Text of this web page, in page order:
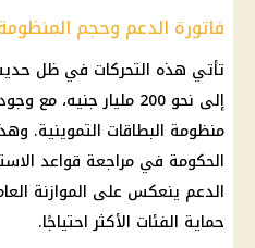
فاتورة الدعم وحجم
تأتي هذه التحركات في ظل
إلى نحو 200 مليار
منظومة البطاقات التموينية.
الحكومة في مراجعة قواعد
الدعم ينعكس على الموازنة
حماية الفئات الأكثر احتياجًا.